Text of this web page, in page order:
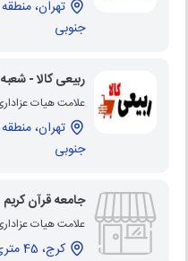
جنوبی
ربیعی کالا - شعبه
علامت هیات
جنوبی
جامعه قرآن کریم
علامت هیات
کرج، 45 متری گلشهر